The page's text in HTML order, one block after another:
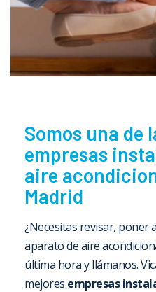
Somos una de
empresas
aire
Madrid
¿Necesitas revisar, poner
aparato de aire
última hora y llámanos.
mejores empresas